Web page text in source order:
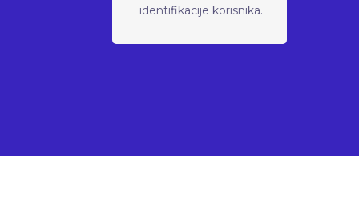
identifikacije korisnika.